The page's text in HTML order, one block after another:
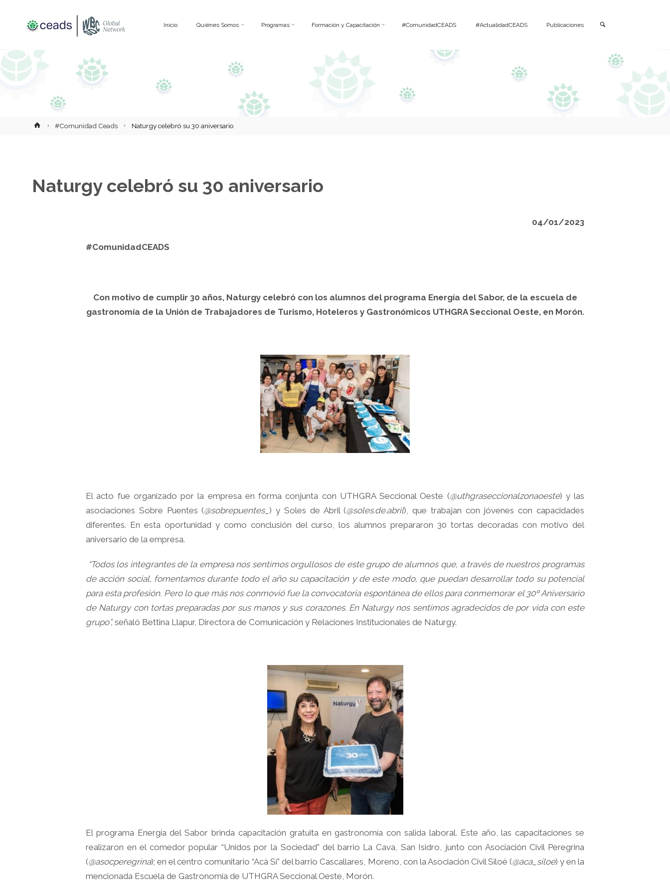
Inicio Quiénes Somos Programas Formación y Capacitación #ComunidadCEADS #ActualidadCEADS Publicaciones
Inicio#Comunidad Ceads Naturgy celebró su 30 aniversario
Naturgy celebró su 30 aniversario
04/01/2023
#ComunidadCEADS
Con motivo de cumplir 30 años, Naturgy celebró con los alumnos del programa Energía del Sabor, de la escuela de
gastronomía de la Unión de Trabajadores de Turismo, Hoteleros y Gastronómicos UTHGRA Seccional Oeste, en Morón.
El acto fue organizado por la empresa en forma conjunta con UTHGRA Seccional Oeste (@uthgraseccionalzonaoeste) y las
asociaciones Sobre Puentes (@sobrepuentes_ ) y Soles de Abril (@soles.de.abril), que trabajan con jóvenes con capacidades
diferentes. En esta oportunidad y como conclusión del curso, los alumnos prepararon 30 tortas decoradas con motivo del
aniversario de la empresa.
“Todos los integrantes de la empresa nos sentimos orgullosos de este grupo de alumnos que, a través de nuestros programas
de acción social, fomentamos durante todo el año su capacitación y de este modo, que puedan desarrollar todo su potencial
para esta profesión. Pero lo que más nos conmovió fue la convocatoria espontánea de ellos para conmemorar el 30º Aniversario
de Naturgy con tortas preparadas por sus manos y sus corazones. En Naturgy nos sentimos agradecidos de por vida con este
grupo”,señaló Bettina Llapur, Directora de Comunicación y Relaciones Institucionales de Naturgy.
El programa Energía del Sabor brinda capacitación gratuita en gastronomía con salida laboral. Este año, las capacitaciones se
realizaron en el comedor popular “Unidos por la Sociedad” del barrio La Cava, San Isidro, junto con Asociación Civil Peregrina
(@asocperegrina); en el centro comunitario “Acá Sí” del barrio Cascallares, Moreno, con la Asociación Civil Siloé (@aca_siloe) y en la
mencionada Escuela de Gastronomía de UTHGRA Seccional Oeste, Morón.